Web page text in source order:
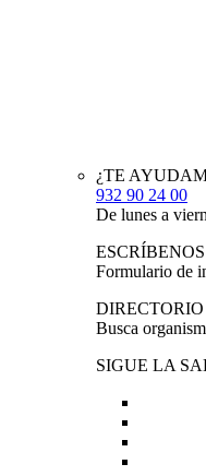
¿TE
932 90 24 00
De lunes a
ESCRÍBENOS
Formulario de
Busca
SIGUE LA